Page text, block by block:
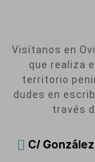
Visítanos en
que realiza
territorio
dudes en
través
C/